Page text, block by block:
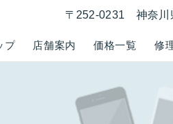
プ 店舗案内 価格一覧 修
〒252-0231 神奈川